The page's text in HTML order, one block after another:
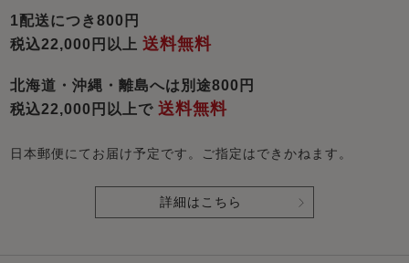
1配送につき800円
税込22,000円以上送料無料
北海道・沖縄・離島へは別途800円
税込22,000円以上で送料無料
日本郵便にてお届け予定です。ご指定はできかねます。
詳細はこちら